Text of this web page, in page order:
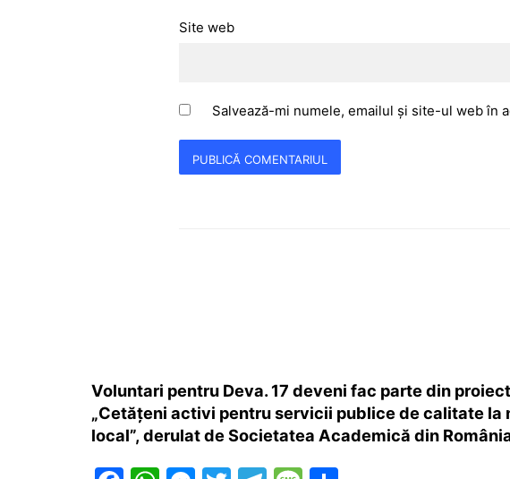
Site web
Salvează-mi numele, emailul și site-ul web în
Voluntari pentru Deva. 17 deveni fac parte din
„Cetățeni activi pentru servicii publice de calitate la
local”, derulat de Societatea Academică din